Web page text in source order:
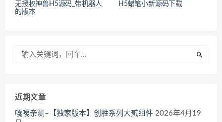
无授权神兽H5源码_带机器人
的版本
H5蜡笔小新源码下载
近期文章
嘎嘎亲测–【独家版本】创胜系列大贰组件 2026年4月19